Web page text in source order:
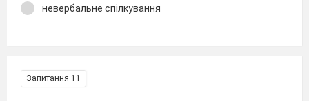
невербальне спілкування
Запитання 11